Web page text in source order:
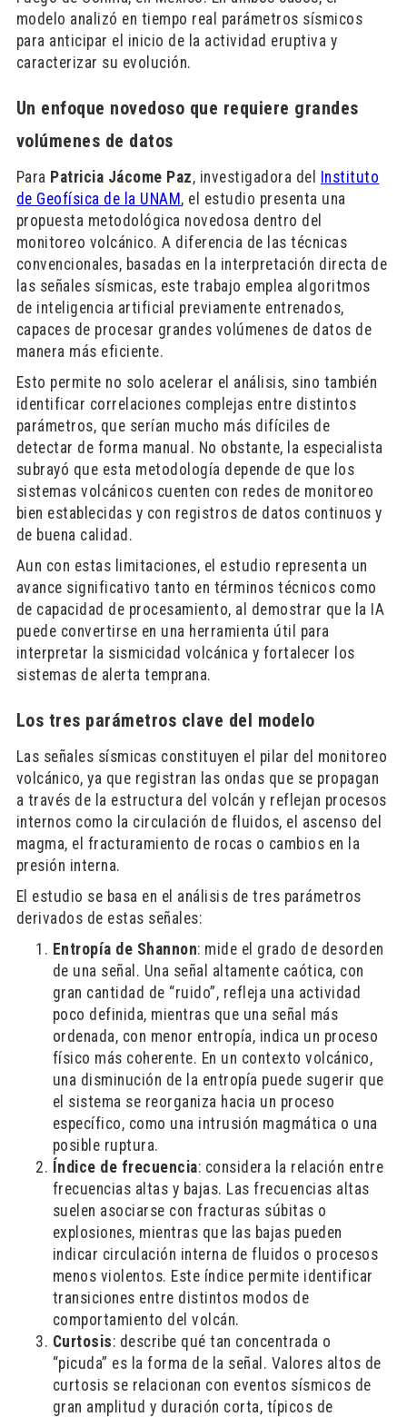
modelo analizó en tiempo real parámetros sísmicos
para anticipar el inicio de la actividad eruptiva y
caracterizar su evolución.
Un enfoque novedoso que requiere grandes
volúmenes de datos
Para Patricia Jácome Paz, investigadora del Instituto
de Geofísica de la UNAM, el estudio presenta una
propuesta metodológica novedosa dentro del
monitoreo volcánico. A diferencia de las técnicas
convencionales, basadas en la interpretación directa de
las señales sísmicas, este trabajo emplea algoritmos
de inteligencia artificial previamente entrenados,
capaces de procesar grandes volúmenes de datos de
manera más eficiente.
Esto permite no solo acelerar el análisis, sino también
identificar correlaciones complejas entre distintos
parámetros, que serían mucho más difíciles de
detectar de forma manual. No obstante, la especialista
subrayó que esta metodología depende de que los
sistemas volcánicos cuenten con redes de monitoreo
bien establecidas y con registros de datos continuos y
de buena calidad.
Aun con estas limitaciones, el estudio representa un
avance significativo tanto en términos técnicos como
de capacidad de procesamiento, al demostrar que la IA
puede convertirse en una herramienta útil para
interpretar la sismicidad volcánica y fortalecer los
sistemas de alerta temprana.
Los tres parámetros clave del modelo
Las señales sísmicas constituyen el pilar del monitoreo
volcánico, ya que registran las ondas que se propagan
a través de la estructura del volcán y reflejan procesos
internos como la circulación de fluidos, el ascenso del
magma, el fracturamiento de rocas o cambios en la
presión interna.
El estudio se basa en el análisis de tres parámetros
derivados de estas señales:
Entropía de Shannon: mide el grado de desorden
de una señal. Una señal altamente caótica, con
gran cantidad de “ruido”, refleja una actividad
poco definida, mientras que una señal más
ordenada, con menor entropía, indica un proceso
físico más coherente. En un contexto volcánico,
una disminución de la entropía puede sugerir que
el sistema se reorganiza hacia un proceso
específico, como una intrusión magmática o una
posible ruptura.
Índice de frecuencia: considera la relación entre
frecuencias altas y bajas. Las frecuencias altas
suelen asociarse con fracturas súbitas o
explosiones, mientras que las bajas pueden
indicar circulación interna de fluidos o procesos
menos violentos. Este índice permite identificar
transiciones entre distintos modos de
comportamiento del volcán.
Curtosis: describe qué tan concentrada o
“picuda” es la forma de la señal. Valores altos de
curtosis se relacionan con eventos sísmicos de
gran amplitud y duración corta, típicos de